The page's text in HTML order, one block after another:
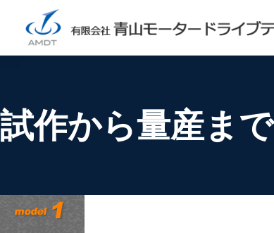
試作から量産まで